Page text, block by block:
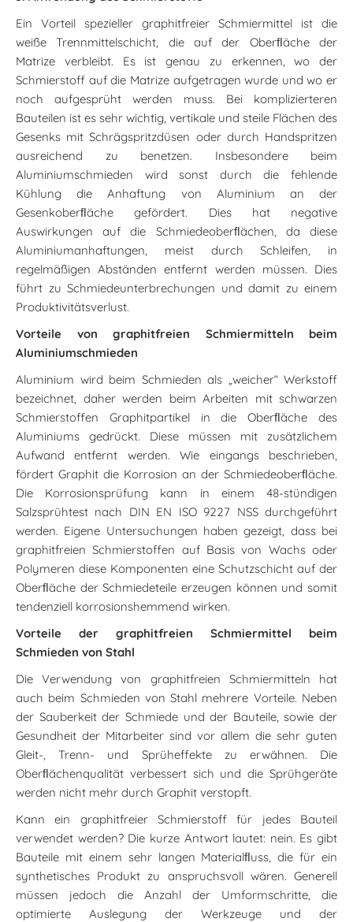
Ein Vorteil spezieller graphitfreier Schmiermittel ist die
weiße Trennmittelschicht, die auf der Oberﬂäche der
Matrize verbleibt. Es ist genau zu erkennen, wo der
Schmierstoff auf die Matrize aufgetragen wurde und wo er
noch aufgesprüht werden muss. Bei komplizierteren
Bauteilen ist es sehr wichtig, vertikale und steile Flächen des
Gesenks mit Schrägspritzdüsen oder durch Handspritzen
ausreichend zu benetzen. Insbesondere beim
Aluminiumschmieden wird sonst durch die fehlende
Kühlung die Anhaftung von Aluminium an der
Gesenkoberﬂäche gefördert. Dies hat negative
Auswirkungen auf die Schmiedeoberﬂächen, da diese
Aluminiumanhaftungen, meist durch Schleifen, in
regelmäßigen Abständen entfernt werden müssen. Dies
führt zu Schmiedeunterbrechungen und damit zu einem
Produktivitätsverlust.
Vorteile von graphitfreien Schmiermitteln beim
Aluminiumschmieden
Aluminium wird beim Schmieden als „weicher“ Werkstoff
bezeichnet, daher werden beim Arbeiten mit schwarzen
Schmierstoffen Graphitpartikel in die Oberﬂäche des
Aluminiums gedrückt. Diese müssen mit zusätzlichem
Aufwand entfernt werden. Wie eingangs beschrieben,
fördert Graphit die Korrosion an der Schmiedeoberﬂäche.
Die Korrosionsprüfung kann in einem 48-stündigen
Salzsprühtest nach DIN EN ISO 9227 NSS durchgeführt
werden. Eigene Untersuchungen haben gezeigt, dass bei
graphitfreien Schmierstoffen auf Basis von Wachs oder
Polymeren diese Komponenten eine Schutzschicht auf der
Oberﬂäche der Schmiedeteile erzeugen können und somit
tendenziell korrosionshemmend wirken.
Vorteile der graphitfreien Schmiermittel beim
Schmieden von Stahl
Die Verwendung von graphitfreien Schmiermitteln hat
auch beim Schmieden von Stahl mehrere Vorteile. Neben
der Sauberkeit der Schmiede und der Bauteile, sowie der
Gesundheit der Mitarbeiter sind vor allem die sehr guten
Gleit-, Trenn- und Sprüheffekte zu erwähnen. Die
Oberﬂächenqualität verbessert sich und die Sprühgeräte
werden nicht mehr durch Graphit verstopft.
Kann ein graphitfreier Schmierstoff für jedes Bauteil
verwendet werden? Die kurze Antwort lautet: nein. Es gibt
Bauteile mit einem sehr langen Materialﬂuss, die für ein
synthetisches Produkt zu anspruchsvoll wären. Generell
müssen jedoch die Anzahl der Umformschritte, die
optimierte Auslegung der Werkzeuge und der